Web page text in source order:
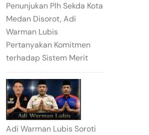
Penunjukan Plh Sekda Kota
Medan Disorot, Adi
Warman Lubis
Pertanyakan Komitmen
terhadap Sistem Merit
Adi Warman Lubis Soroti